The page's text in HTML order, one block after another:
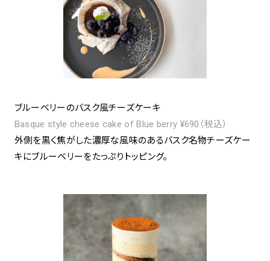
ブルーベリーのバスク風チーズケーキ
Basque style cheese cake of Blue berry ¥690（税込）
外側を黒く焦がした濃厚な風味のあるバスク名物チーズケー
キにブルーベリーをたっぷりトッピング。